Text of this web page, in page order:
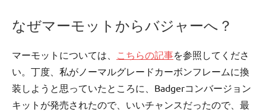
なぜマーモットからバジャーへ？
マーモットについては、 こちらの記事を参照してくださ
い。丁度、私がノーマルグレードカーボンフレームに換
装しようと思っていたところに、Badgerコンバージョン
キットが発売されたので、いいチャンスだったので、最